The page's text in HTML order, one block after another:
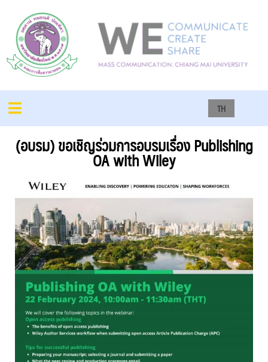
TH
(อบรม) ขอเชิญร่วมการอบรมเรื่อง Publishing
OA with Wiley